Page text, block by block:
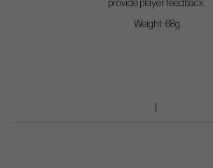
provide player feedback.
Weight: 68g